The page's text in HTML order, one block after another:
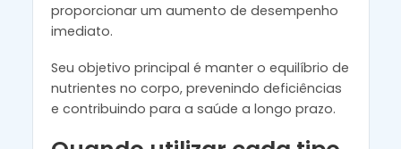
proporcionar um aumento de desempenho
imediato.
Seu objetivo principal é manter o equilíbrio de
nutrientes no corpo, prevenindo deficiências
e contribuindo para a saúde a longo prazo.